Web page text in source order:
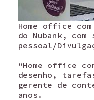
Home office
do Nubank,
pessoal/
“Home office
desenho,
gerente de
anos.